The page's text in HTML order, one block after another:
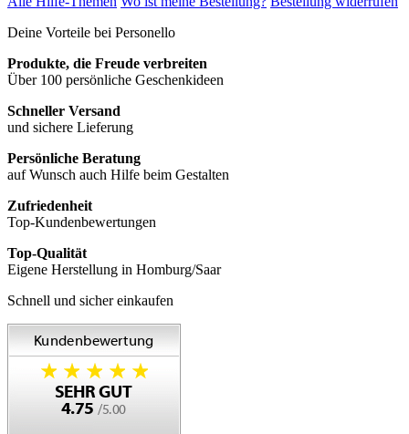
Deine Vorteile bei Personello
Produkte, die Freude verbreiten
Über 100 persönliche Geschenkideen
Schneller Versand
und sichere Lieferung
Persönliche Beratung
auf Wunsch auch Hilfe beim Gestalten
Zufriedenheit
Top-Kundenbewertungen
Top-Qualität
Eigene Herstellung in Homburg/Saar
Schnell und sicher einkaufen